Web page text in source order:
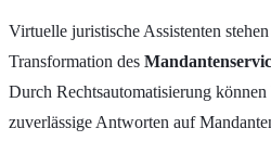
Virtuelle juristische Assistenten
Transformation des
Durch Rechtsautomatisierung
zuverlässige Antworten auf